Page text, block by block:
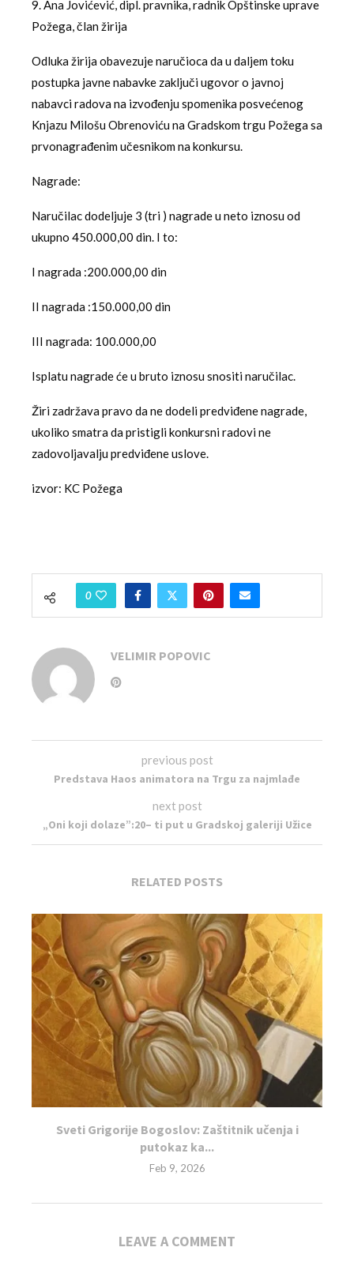
9. Ana Jovićević, dipl. pravnika, radnik Opštinske uprave
Požega, član žirija
Odluka žirija obavezuje naručioca da u daljem toku
postupka javne nabavke zaključi ugovor o javnoj
nabavci radova na izvođenju spomenika posvećenog
Knjazu Milošu Obrenoviću na Gradskom trgu Požega sa
prvonagrađenim učesnikom na konkursu.
Nagrade:
Naručilac dodeljuje 3 (tri ) nagrade u neto iznosu od
ukupno 450.000,00 din. I to:
I nagrada :200.000,00 din
II nagrada :150.000,00 din
III nagrada: 100.000,00
Isplatu nagrade će u bruto iznosu snositi naručilac.
Žiri zadržava pravo da ne dodeli predviđene nagrade,
ukoliko smatra da pristigli konkursni radovi ne
zadovoljavalju predviđene uslove.
izvor: KC Požega
0
VELIMIR POPOVIC
previous post
Predstava Haos animatora na Trgu za najmlađe
next post
„Oni koji dolaze”:20– ti put u Gradskoj galeriji Užice
RELATED POSTS
Sveti Grigorije Bogoslov: Zaštitnik učenja i
putokaz ka...
Feb 9, 2026
LEAVE A COMMENT